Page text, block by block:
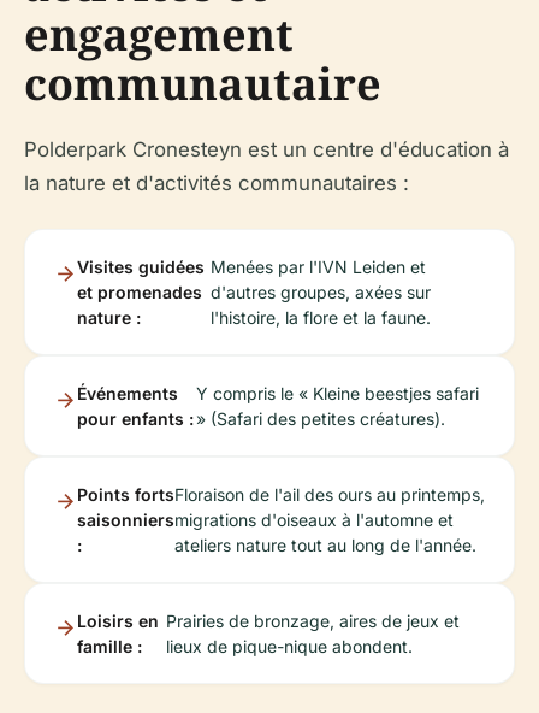
engagement
communautaire
Polderpark Cronesteyn est un centre d'éducation à
la nature et d'activités communautaires :
Visites guidées
et promenades
nature :
Menées par l'IVN Leiden et
d'autres groupes, axées sur
l'histoire, la flore et la faune.
Événements
pour enfants :
Y compris le « Kleine beestjes safari
» (Safari des petites créatures).
Points forts
saisonniers
:
Floraison de l'ail des ours au printemps,
migrations d'oiseaux à l'automne et
ateliers nature tout au long de l'année.
Loisirs en
famille :
Prairies de bronzage, aires de jeux et
lieux de pique-nique abondent.